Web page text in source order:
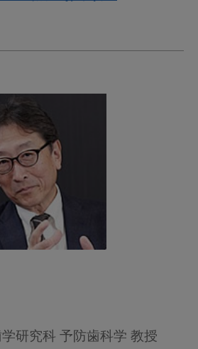
研究科 予防歯科学 教授